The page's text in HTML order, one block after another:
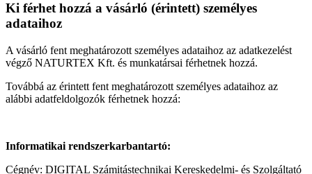
Ki férhet hozzá a vásárló (érintett) személyes
adataihoz
A vásárló fent meghatározott személyes adataihoz az adatkezelést
végző NATURTEX Kft. és munkatársai férhetnek hozzá.
Továbbá az érintett fent meghatározott személyes adataihoz az
alábbi adatfeldolgozók férhetnek hozzá:
Informatikai rendszerkarbantartó:
Cégnév: DIGITAL Számitástechnikai Kereskedelmi- és Szolgáltató